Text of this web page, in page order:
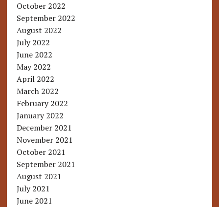
October 2022
September 2022
August 2022
July 2022
June 2022
May 2022
April 2022
March 2022
February 2022
January 2022
December 2021
November 2021
October 2021
September 2021
August 2021
July 2021
June 2021